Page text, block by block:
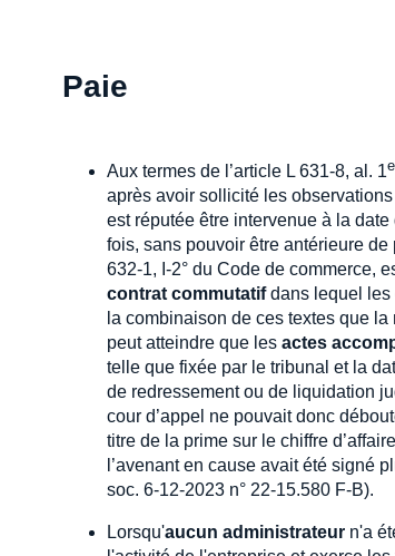
Paie
Aux termes de l’article L 631-8, al. 1
après avoir sollicité les
est réputée être intervenue à la
fois, sans pouvoir être antérieure
632-1, I-2° du Code de commerce,
contrat commutatifdans lequel les
la combinaison de ces textes que
peut atteindre que les actes
telle que fixée par le tribunal et la
de redressement ou de liquidation
cour d’appel ne pouvait donc
titre de la prime sur le chiffre
l’avenant en cause avait été signé
soc. 6-12-2023 n° 22-15.580 F-B).
Lorsqu'aucun administrateur n'a